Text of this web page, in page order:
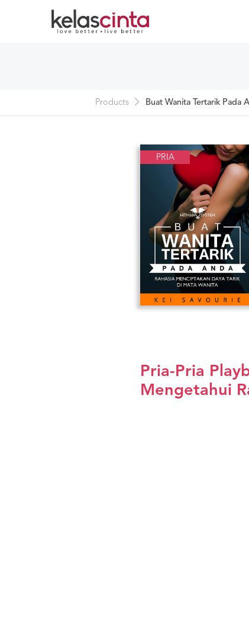
Products Buat Wanita Tertarik Pada
PRIA
Pria-Pria
Mengetahui